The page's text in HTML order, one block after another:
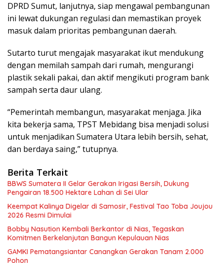
DPRD Sumut, lanjutnya, siap mengawal pembangunan
ini lewat dukungan regulasi dan memastikan proyek
masuk dalam prioritas pembangunan daerah.
Sutarto turut mengajak masyarakat ikut mendukung
dengan memilah sampah dari rumah, mengurangi
plastik sekali pakai, dan aktif mengikuti program bank
sampah serta daur ulang.
“Pemerintah membangun, masyarakat menjaga. Jika
kita bekerja sama, TPST Mebidang bisa menjadi solusi
untuk menjadikan Sumatera Utara lebih bersih, sehat,
dan berdaya saing,” tutupnya.
Berita Terkait
BBWS Sumatera II Gelar Gerakan Irigasi Bersih, Dukung
Pengairan 18.500 Hektare Lahan di Sei Ular
Keempat Kalinya Digelar di Samosir, Festival Tao Toba Joujou
2026 Resmi Dimulai
Bobby Nasution Kembali Berkantor di Nias, Tegaskan
Komitmen Berkelanjutan Bangun Kepulauan Nias
GAMKI Pematangsiantar Canangkan Gerakan Tanam 2.000
Pohon